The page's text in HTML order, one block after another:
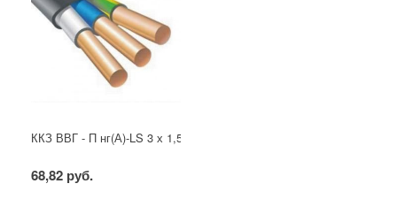
ККЗ ВВГ - П нг(А)-LS 3 х 1,5 ГОСТ
68,82 руб.